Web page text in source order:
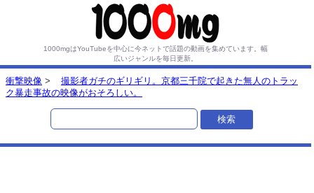
1000mgはYouTubeを中心に今ネットで話題の動画を集めています。 幅
広いジャンルを毎日更新。
衝撃映像 >
撮影者ガチのギリギリ。京都三千院で起きた無人のトラッ
ク暴走事故の映像がおそろしい。